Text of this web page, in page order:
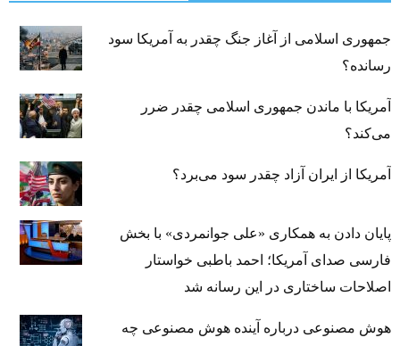
جمهوری اسلامی از آغاز جنگ چقدر به آمریکا سود
رسانده؟
آمریکا با ماندن جمهوری اسلامی چقدر ضرر
می‌کند؟
آمریکا از ایران آزاد چقدر سود می‌برد؟
پایان دادن به همکاری «علی جوانمردی» با بخش
فارسی صدای آمریکا؛ احمد باطبی خواستار
اصلاحات ساختاری در این رسانه شد
هوش مصنوعی درباره آینده هوش مصنوعی چه